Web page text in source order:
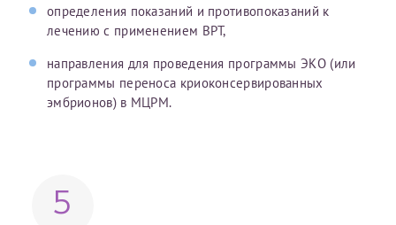
определения показаний и противопоказаний к
лечению с применением ВРТ,
направления для проведения программы ЭКО (или
программы переноса криоконсервированных
эмбрионов) в МЦРМ.
5
Телефон*
скан 2-3 страниц паспорта пациента и
налогоплательщика* (основной разворот с фотографией,